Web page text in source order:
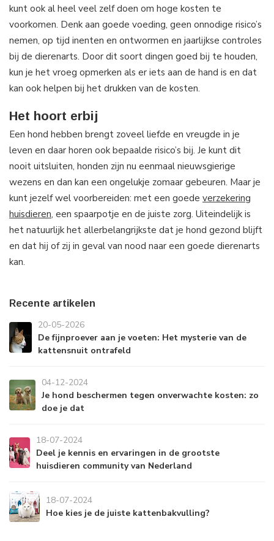
kunt ook al heel veel zelf doen om hoge kosten te
voorkomen. Denk aan goede voeding, geen onnodige risico’s
nemen, op tijd inenten en ontwormen en jaarlijkse controles
bij de dierenarts. Door dit soort dingen goed bij te houden,
kun je het vroeg opmerken als er iets aan de hand is en dat
kan ook helpen bij het drukken van de kosten.
Het hoort erbij
Een hond hebben brengt zoveel liefde en vreugde in je
leven en daar horen ook bepaalde risico’s bij. Je kunt dit
nooit uitsluiten, honden zijn nu eenmaal nieuwsgierige
wezens en dan kan een ongelukje zomaar gebeuren. Maar je
kunt jezelf wel voorbereiden: met een goede verzekering
huisdieren, een spaarpotje en de juiste zorg. Uiteindelijk is
het natuurlijk het allerbelangrijkste dat je hond gezond blijft
en dat hij of zij in geval van nood naar een goede dierenarts
kan.
Recente artikelen
20-05-2026
De fijnproever aan je voeten: Het mysterie van de
kattensnuit ontrafeld
04-12-2024
Je hond beschermen tegen onverwachte kosten: zo
doe je dat
18-07-2024
Deel je kennis en ervaringen in de grootste
huisdieren community van Nederland
18-07-2024
Hoe kies je de juiste kattenbakvulling?